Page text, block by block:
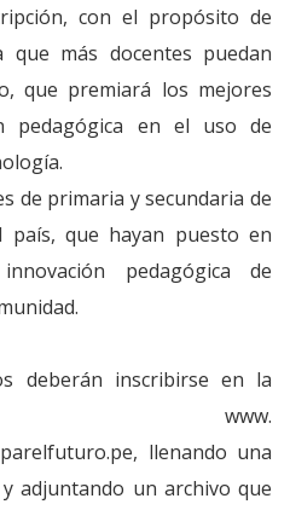
con el propósito de
más docentes puedan
que premiará los mejores
pedagógica en el uso de
de primaria y secundaria de
país, que hayan puesto en
pedagógica de
deberán inscribirse en la
www.
llenando una
adjuntando un archivo que